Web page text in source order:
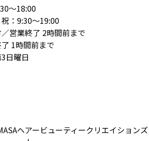
～18:00
～19:00
営業終了 2時間前まで
1時間前まで
日曜日
ヘアービューティークリエイションズ